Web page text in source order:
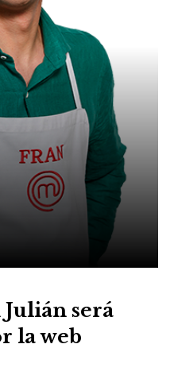
será
la web